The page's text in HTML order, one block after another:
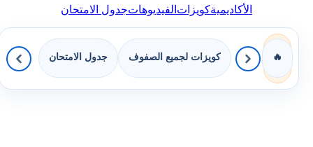
الأكاديميةكويزاتالفيديوهاتجدول الامتحان
🔥 كويزات لجميع الصفوف جدول الامتحان